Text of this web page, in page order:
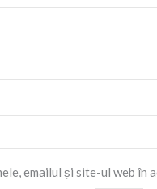
emailul și site-ul web